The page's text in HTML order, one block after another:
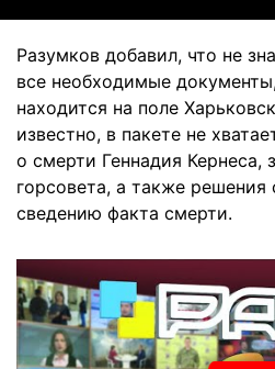
Разумков добавил, что не
все необходимые
находится на поле
известно, в пакете не
о смерти Геннадия Кернеса,
горсовета, а также решения
сведению факта смерти.